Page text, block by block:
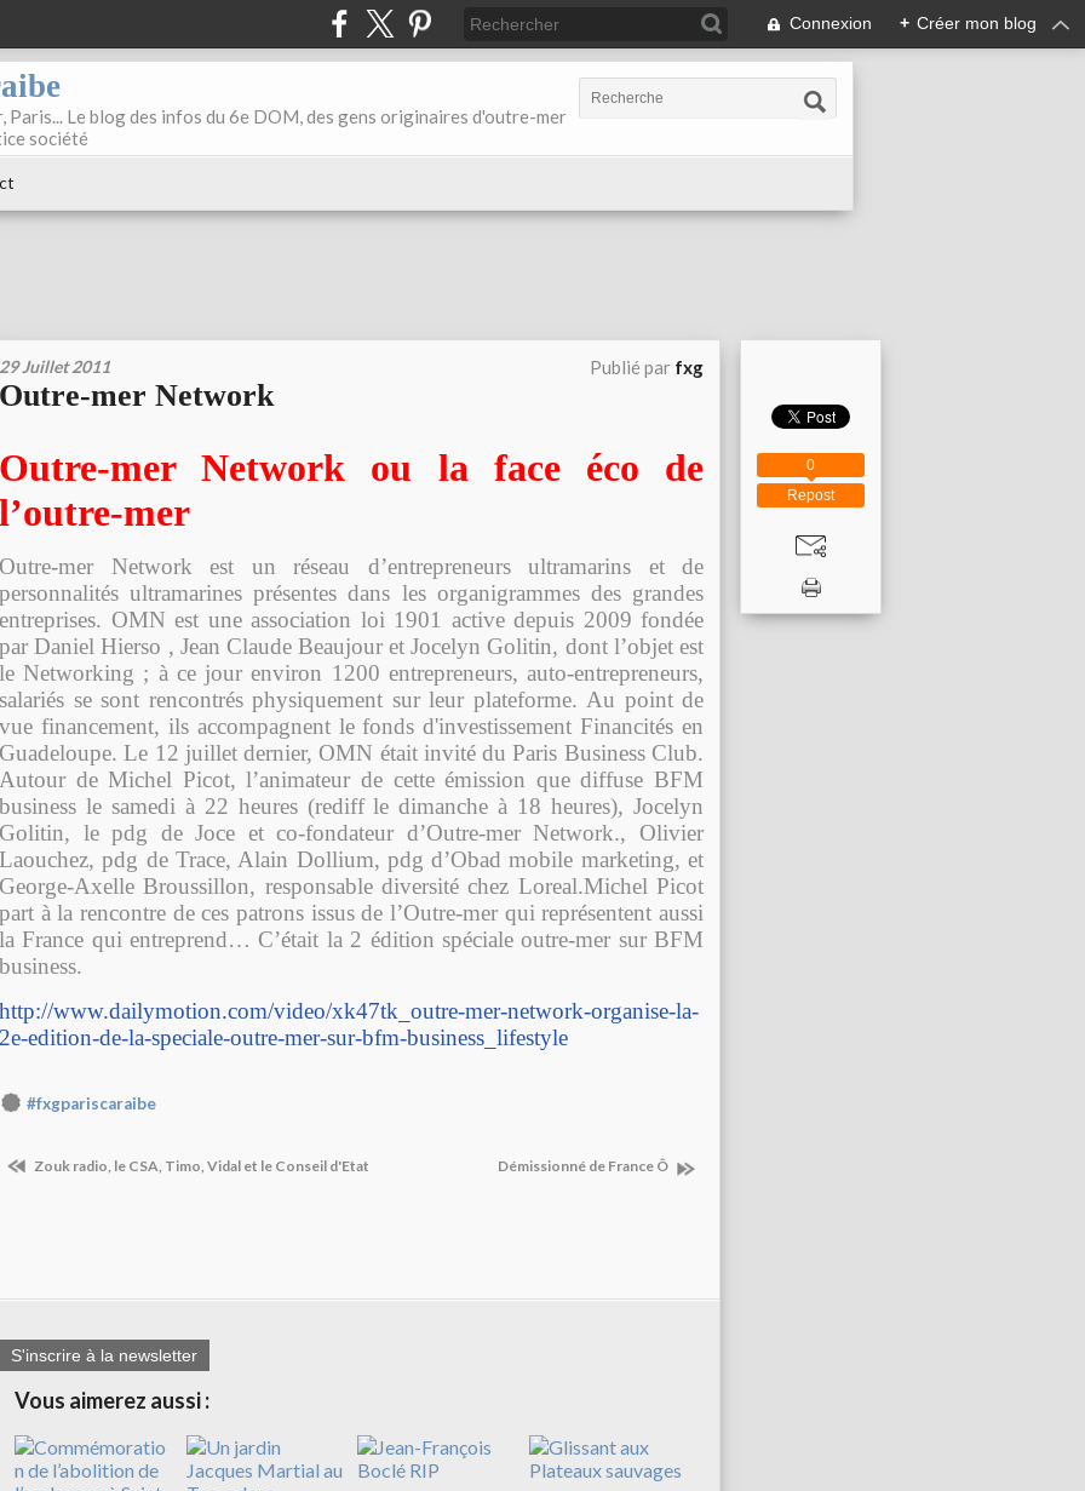
Connexion + Créer mon blog
Paris... Le blog des infos du 6e DOM, des gens originaires d'outre-mer
société
29 Juillet 2011 Publié par fxg
Outre-mer Network
Outre-mer Network ou la face éco de
l’outre-mer
Outre-mer Network est un réseau d’entrepreneurs ultramarins et de
personnalités ultramarines présentes dans les organigrammes des grandes
entreprises. OMN est une association loi 1901 active depuis 2009 fondée
par Daniel Hierso , Jean Claude Beaujour et Jocelyn Golitin, dont l’objet est
le Networking ; à ce jour environ 1200 entrepreneurs, auto-entrepreneurs,
salariés se sont rencontrés physiquement sur leur plateforme. Au point de
vue financement, ils accompagnent le fonds d'investissement Financités en
Guadeloupe. Le 12 juillet dernier, OMN était invité du Paris Business Club.
Autour de Michel Picot, l’animateur de cette émission que diffuse BFM
business le samedi à 22 heures (rediff le dimanche à 18 heures), Jocelyn
Golitin, le pdg de Joce et co-fondateur d’Outre-mer Network., Olivier
Laouchez, pdg de Trace, Alain Dollium, pdg d’Obad mobile marketing, et
George-Axelle Broussillon, responsable diversité chez Loreal.Michel Picot
part à la rencontre de ces patrons issus de l’Outre-mer qui représentent aussi
la France qui entreprend… C’était la 2 édition spéciale outre-mer sur BFM
business.
http://www.dailymotion.com/video/xk47tk_outre-mer-network-organise-la-
2e-edition-de-la-speciale-outre-mer-sur-bfm-business_lifestyle
#fxgpariscaraibe
Zouk radio, le CSA, Timo, Vidal et le Conseil d'Etat Démissionné de France Ô
S'inscrire à la newsletter
Vous aimerez aussi :
Repost
0